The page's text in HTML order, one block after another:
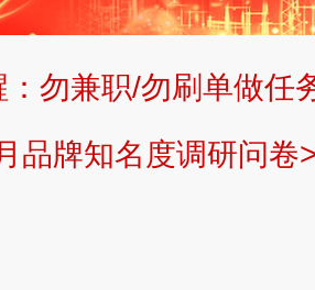
的观点或意见，页面信息
快速提交发布>> 提交品
：勿兼职/勿刷单做任
品牌知名度调研问卷